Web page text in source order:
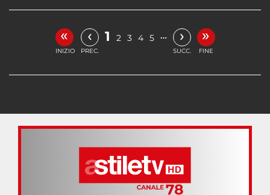
«
INIZIO
‹
PREC.
1 2 3 4 5 … ›
SUCC.
»
FINE